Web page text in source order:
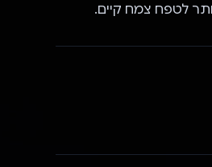
לטפח צמח קיים.